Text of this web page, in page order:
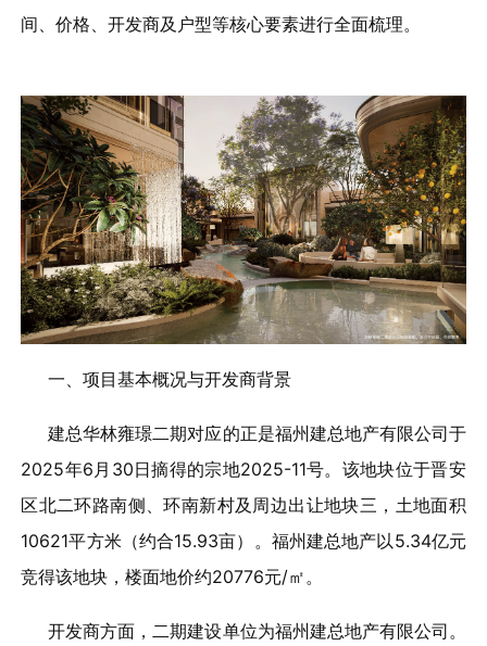
间、价格、开发商及户型等核心要素进行全面梳理。
一、项目基本概况与开发商背景
建总华林雍璟二期对应的正是福州建总地产有限公司于
2025年6月30日摘得的宗地2025-11号。该地块位于晋安
区北二环路南侧、环南新村及周边出让地块三，土地面积
10621平方米（约合15.93亩）。福州建总地产以5.34亿元
竞得该地块，楼面地价约20776元/㎡。
开发商方面，二期建设单位为福州建总地产有限公司。